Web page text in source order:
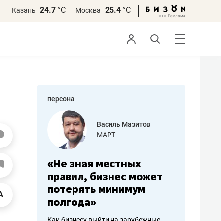
Казань 24.7 °С Москва 25.4 °С
персона
работа
Василь Мазитов
МАРТ
«Не зная местных
правил, бизнес может
потерять минимум
полгода»